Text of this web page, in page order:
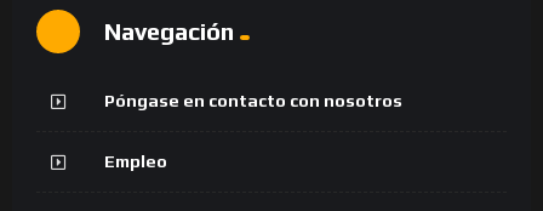
Navegación
Póngase en contacto con nosotros
Empleo